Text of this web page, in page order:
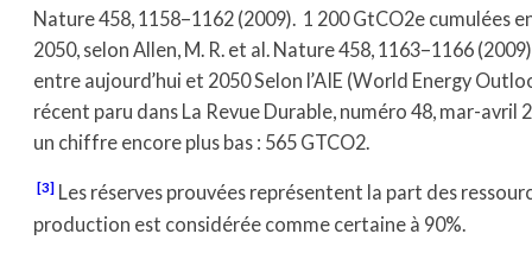
Nature 458, 1158–1162 (2009). 1 200 GtCO2e cumulées
2050, selon Allen, M. R. et al. Nature 458, 1163–1166
entre aujourd’hui et 2050 Selon l’AIE (World Energy
récent paru dans La Revue Durable, numéro 48, mar-avril
un chiffre encore plus bas : 565 GTCO2.
[3] Les réserves prouvées représentent la part des
production est considérée comme certaine à 90%.